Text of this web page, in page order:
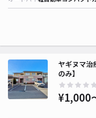
ヤギヌマ治
のみ】
¥1,000